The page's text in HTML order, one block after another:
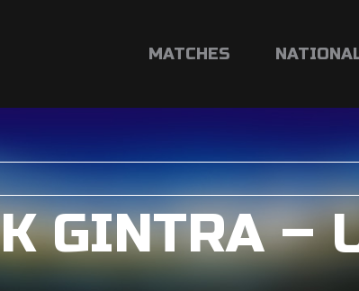
MATCHES
GINTRA –